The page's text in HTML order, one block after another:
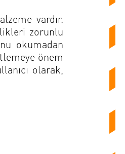
vardır.
zorunlu
okumadan
önem
olarak,